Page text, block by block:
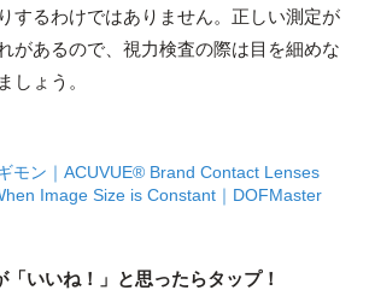
するわけではありません。正しい測定が
があるので、視力検査の際は目を細めな
しょう。
モン｜ACUVUE® Brand Contact Lenses
Image Size is Constant｜DOFMaster
「いいね！」と思ったらタップ！